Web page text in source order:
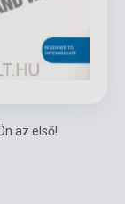
az első!